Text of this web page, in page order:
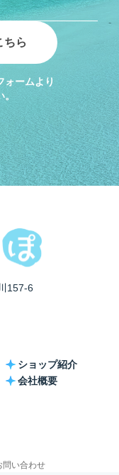
ちら
ォームより
157-6
ショップ紹介
会社概要
問い合わせ